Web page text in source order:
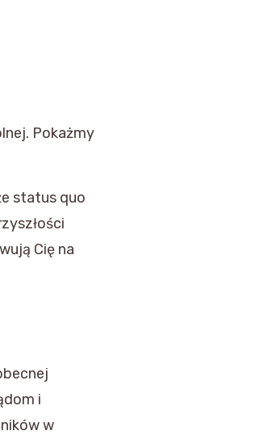
Pokażmy
status quo
Cię na
i
w